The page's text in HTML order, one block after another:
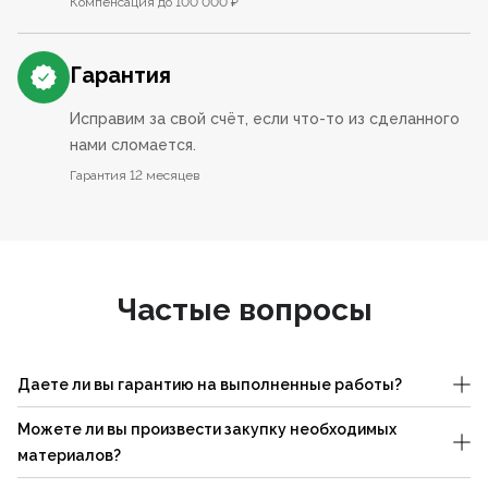
Гарантия
Исправим за свой счёт, если что-то из сделанного
нами сломается.
Гарантия 12 месяцев
Частые вопросы
Даете ли вы гарантию на выполненные работы?
Можете ли вы произвести закупку необходимых
материалов?